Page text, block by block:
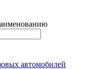
автомобилей